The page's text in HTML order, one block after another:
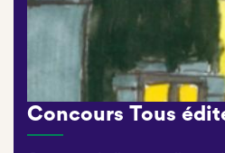
Concours Tous